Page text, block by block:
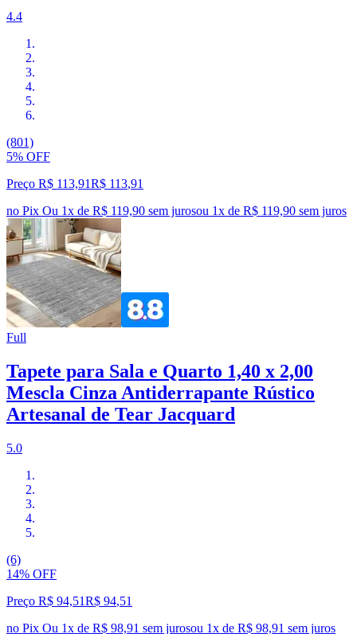
4.4
(801)
5% OFF
Preço R$ 113,91R$ 113,91
no Pix Ou 1x de R$ 119,90 sem jurosou 1x de R$ 119,90 sem juros
Full
Tapete para Sala e Quarto 1,40 x 2,00
Mescla Cinza Antiderrapante Rústico
Artesanal de Tear Jacquard
5.0
(6)
14% OFF
Preço R$ 94,51R$ 94,51
no Pix Ou 1x de R$ 98,91 sem jurosou 1x de R$ 98,91 sem juros